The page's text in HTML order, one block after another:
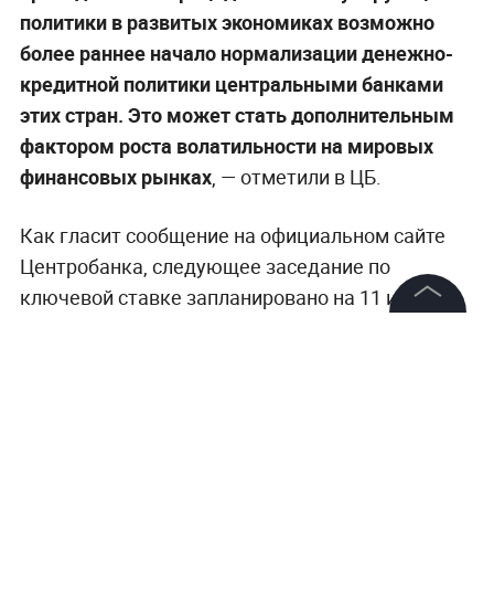
волатильность на мировых рынках. Обстановка
там сейчас непростая. Сказываются и
пандемия коронавируса, и различные
геополитические события. Это может
отражаться на курсовых и инфляционных
ожиданиях.
—В условиях более быстрого, чем ожидалось
ранее, восстановления мировой экономики и,
соответственно, исчерпания необходимости